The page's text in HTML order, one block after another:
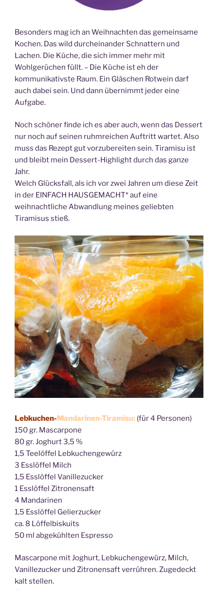
Besonders mag ich an Weihnachten das gemeinsame
Kochen. Das wild durcheinander Schnattern und
Lachen. Die Küche, die sich immer mehr mit
Wohlgerüchen füllt. – Die Küche ist eh der
kommunikativste Raum. Ein Gläschen Rotwein darf
auch dabei sein. Und dann übernimmt jeder eine
Aufgabe.
Noch schöner finde ich es aber auch, wenn das Dessert
nur noch auf seinen ruhmreichen Auftritt wartet. Also
muss das Rezept gut vorzubereiten sein. Tiramisu ist
und bleibt mein Dessert-Highlight durch das ganze
Jahr.
Welch Glücksfall, als ich vor zwei Jahren um diese Zeit
in der EINFACH HAUSGEMACHT* auf eine
weihnachtliche Abwandlung meines geliebten
Tiramisus stieß.
Lebkuchen-Mandarinen-Tiramisu: (für 4 Personen)
150 gr. Mascarpone
80 gr. Joghurt 3,5 %
1,5 Teelöffel Lebkuchengewürz
3 Esslöffel Milch
1,5 Esslöffel Vanillezucker
1 Esslöffel Zitronensaft
4 Mandarinen
1,5 Esslöffel Gelierzucker
ca. 8 Löffelbiskuits
50 ml abgekühlten Espresso
Mascarpone mit Joghurt, Lebkuchengewürz, Milch,
Vanillezucker und Zitronensaft verrühren. Zugedeckt
kalt stellen.